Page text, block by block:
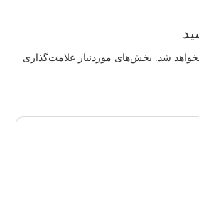
شد.
بخش‌های موردنیاز علامت‌گذاری